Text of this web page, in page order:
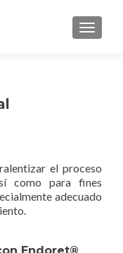
MENU
el proceso
como para fines
adecuado